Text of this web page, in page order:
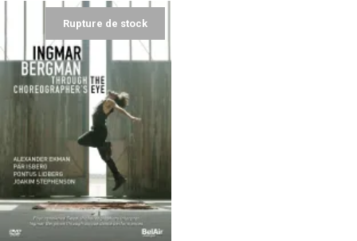
Rupture de stock